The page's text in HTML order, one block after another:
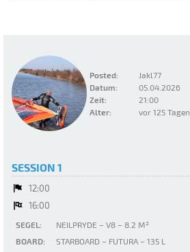
Posted:
Jakl77
Datum:
05.04.2026
Zeit:
21:00
Alter:
vor 125 Tagen
SESSION 1
12:00
16:00
SEGEL:
NEILPRYDE – V8 – 8.2 M²
BOARD:
STARBOARD – FUTURA – 135 L